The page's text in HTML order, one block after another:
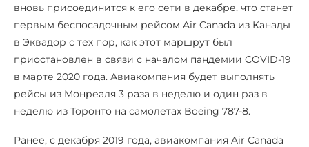
вновь присоединится к его сети в декабре, что станет
первым беспосадочным рейсом Air Canada из Канады
в Эквадор с тех пор, как этот маршрут был
приостановлен в связи с началом пандемии COVID-19
в марте 2020 года. Авиакомпания будет выполнять
рейсы из Монреаля 3 раза в неделю и один раз в
неделю из Торонто на самолетах Boeing 787-8.
Ранее, с декабря 2019 года, авиакомпания Air Canada